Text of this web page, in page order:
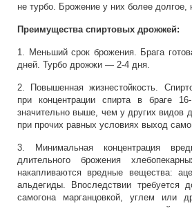
не турбо. Брожение у них более долгое,
Преимущества спиртовых дрожжей:
1. Меньший срок брожения. Брага
дней. Турбо дрожжи — 2-4 дня.
2. Повышенная жизнестойкость.
при концентрации спирта в браге
значительно выше, чем у других видов
при прочих равных условиях выход
3. Минимальная концентрация
длительного брожения
накапливаются вредные вещества:
альдегиды. Впоследствии требуется
самогона марганцовкой, углем или